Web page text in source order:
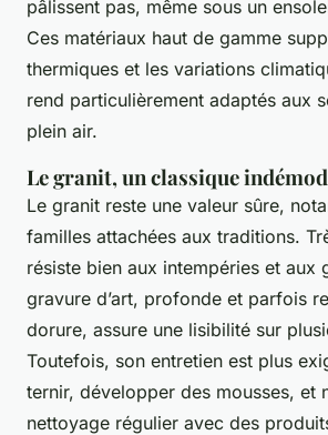
pâlissent pas, même sous un
Ces matériaux haut de gamme
thermiques et les variations
rend particulièrement adaptés aux
plein air.
Le granit, un classique
Le granit reste une valeur sûre,
familles attachées aux traditions.
résiste bien aux intempéries et aux
gravure d’art, profonde et parfois
dorure, assure une lisibilité sur
Toutefois, son entretien est plus
ternir, développer des mousses, et
nettoyage régulier avec des